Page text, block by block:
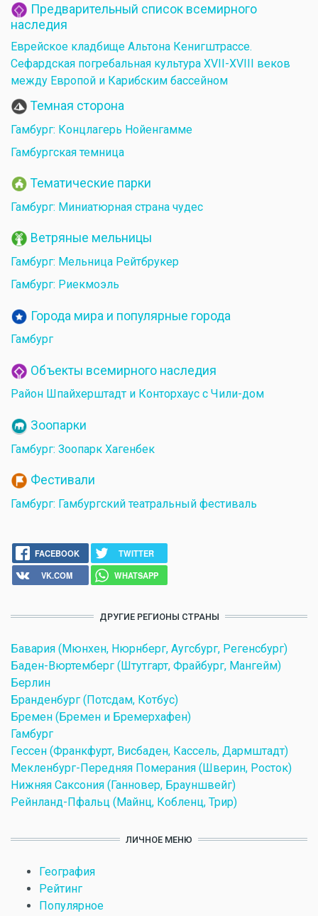
Предварительный список всемирного
наследия
Еврейское кладбище Альтона Кенигштрассе.
Сефардская погребальная культура XVII-XVIII веков
между Европой и Карибским бассейном
Темная сторона
Гамбург: Концлагерь Нойенгамме
Гамбургская темница
Тематические парки
Гамбург: Миниатюрная страна чудес
Ветряные мельницы
Гамбург: Мельница Рейтбрукер
Гамбург: Риекмоэль
Города мира и популярные города
Гамбург
Объекты всемирного наследия
Район Шпайхерштадт и Конторхаус с Чили-дом
Зоопарки
Гамбург: Зоопарк Хагенбек
Фестивали
Гамбург: Гамбургский театральный фестиваль
FACEBOOK
TWITTER
VK.COM
WHATSAPP
ДРУГИЕ РЕГИОНЫ СТРАНЫ
Бавария (Мюнхен, Нюрнберг, Аугсбург, Регенсбург)
Баден-Вюртемберг (Штутгарт, Фрайбург, Мангейм)
Берлин
Бранденбург (Потсдам, Котбус)
Бремен (Бремен и Бремерхафен)
Гамбург
Гессен (Франкфурт, Висбаден, Кассель, Дармштадт)
Мекленбург-Передняя Померания (Шверин, Росток)
Нижняя Саксония (Ганновер, Брауншвейг)
Рейнланд-Пфальц (Майнц, Кобленц, Трир)
ЛИЧНОЕ МЕНЮ
География
Рейтинг
Популярное